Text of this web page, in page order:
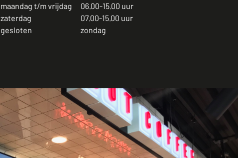
maandag t/m vrijdag
06.00-15.00 uur
zaterdag
07.00-15.00 uur
gesloten
zondag